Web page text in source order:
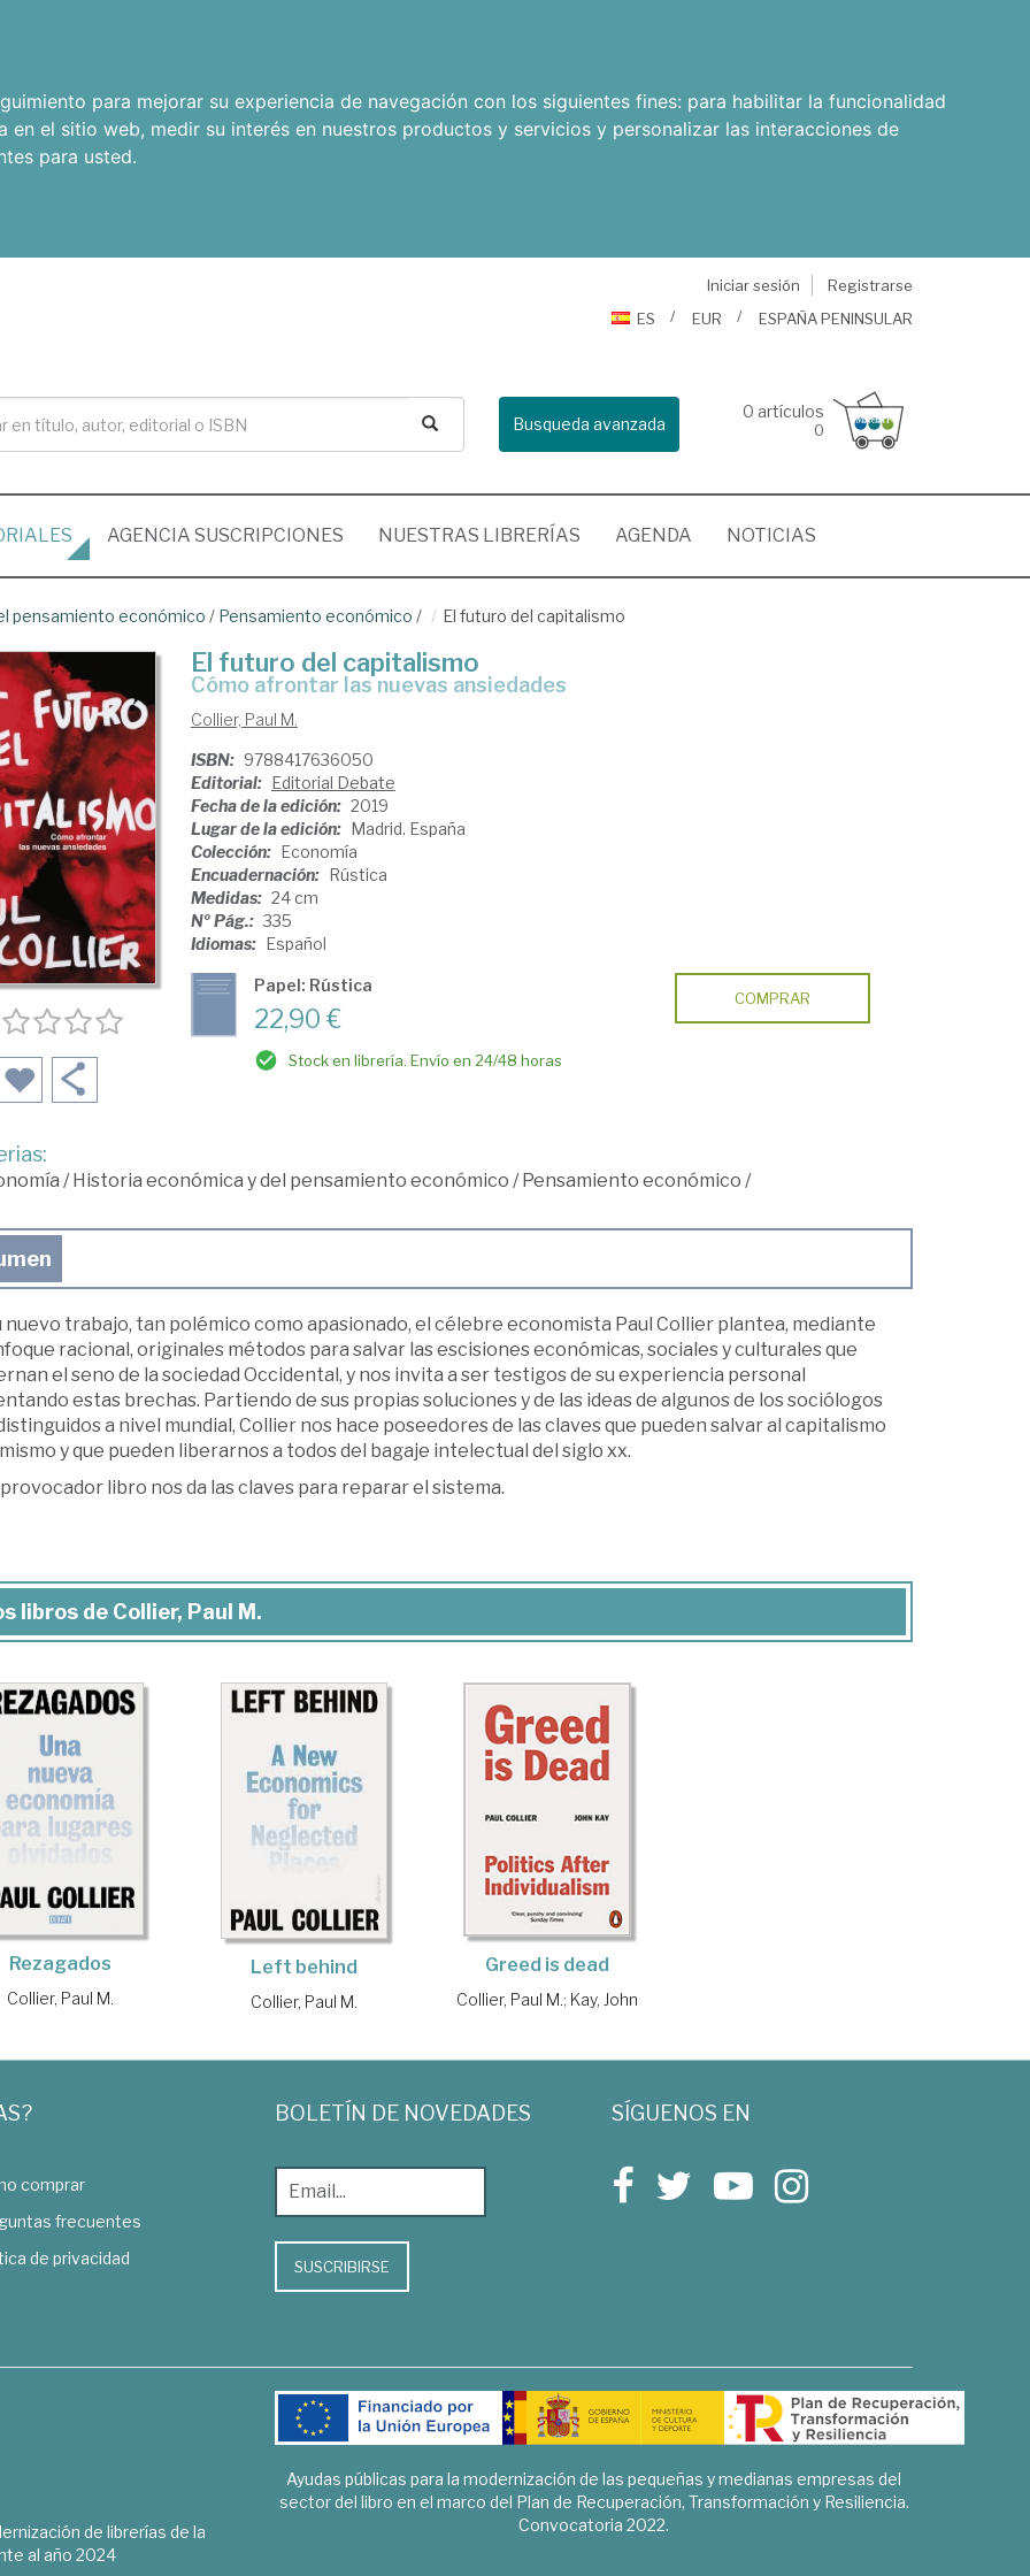
para mejorar su experiencia de navegación con los siguientes fines: para habilitar la funcionalidad
en el sitio web, medir su interés en nuestros productos y servicios y personalizar las interacciones de
para usted.
Iniciar sesión
Registrarse
ES
EUR ESPAÑA PENINSULAR
Busqueda avanzada
0 artículos
0
AGENCIA SUSCRIPCIONES NUESTRAS LIBRERÍAS AGENDA NOTICIAS
pensamiento económico / Pensamiento económico / El futuro del capitalismo
El futuro del capitalismo
cómo afrontar las nuevas ansiedades
Collier, Paul M.
ISBN: 9788417636050
Editorial: Editorial Debate
Fecha de la edición: 2019
Lugar de la edición: Madrid. España
Colección: Economía
Encuadernación: Rústica
Medidas: 24 cm
Nº Pág.: 335
Idiomas: Español
Papel: Rústica
22,90 €
Stock en librería. Envío en 24/48 horas
COMPRAR
/Historia económica y del pensamiento económico /Pensamiento económico /
nuevo trabajo, tan polémico como apasionado, el célebre economista Paul Collier plantea, mediante
racional, originales métodos para salvar las escisiones económicas, sociales y culturales que
el seno de la sociedad Occidental, y nos invita a ser testigos de su experiencia personal
estas brechas. Partiendo de sus propias soluciones y de las ideas de algunos de los sociólogos
a nivel mundial, Collier nos hace poseedores de las claves que pueden salvar al capitalismo
y que pueden liberarnos a todos del bagaje intelectual del siglo xx.
libro nos da las claves para reparar el sistema.
libros de Collier, Paul M.
Rezagados
Collier, Paul M.
Left behind
Collier, Paul M.
Greed is dead
Collier, Paul M.; Kay, John
comprar
frecuentes
de privacidad
BOLETÍN DE NOVEDADES
SUSCRIBIRSE
SÍGUENOS EN
de librerías de la
al año 2024
Ayudas públicas para la modernización de las pequeñas y medianas empresas del
sector del libro en el marco del Plan de Recuperación, Transformación y Resiliencia.
Convocatoria 2022.